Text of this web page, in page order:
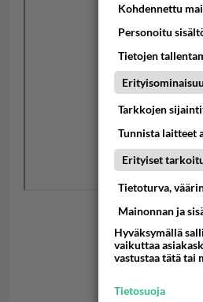
Kohdennettu
Personoitu
Tietojen
Tarkkojen
Tunnista laitteet
Erityiset
Tietoturva,
Mainonnan ja
Hyväksymällä
vaikuttaa
vastustaa tätä tai
Tietosuoja